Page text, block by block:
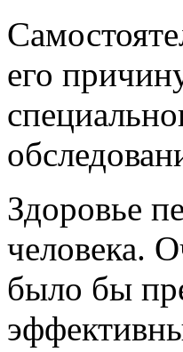
его
Здоровье
человека.
было бы